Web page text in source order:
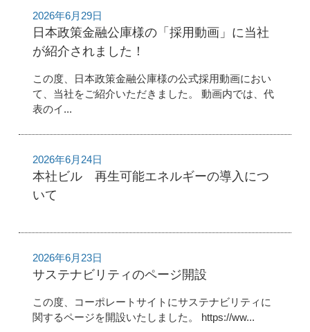
2026年6月29日
日本政策金融公庫様の「採用動画」に当社
が紹介されました！
この度、日本政策金融公庫様の公式採用動画におい
て、当社をご紹介いただきました。 動画内では、代
表のイ...
2026年6月24日
本社ビル 再生可能エネルギーの導入につ
いて
2026年6月23日
サステナビリティのページ開設
この度、コーポレートサイトにサステナビリティに
関するページを開設いたしました。 https://ww...